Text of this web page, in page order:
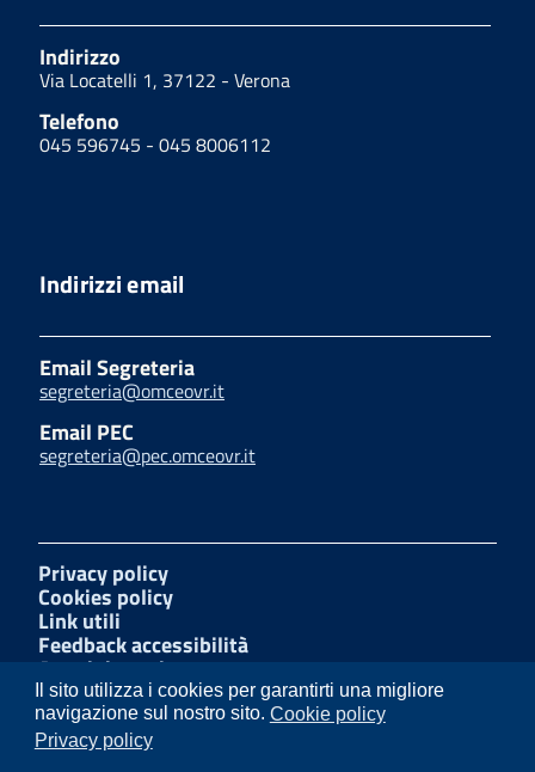
Il sito utilizza i cookies per garantirti una migliore
navigazione sul nostro sito. Cookie policy
Privacy policy
Indirizzo
Via Locatelli 1, 37122 - Verona
Telefono
045 596745 - 045 8006112
Indirizzi email
Email Segreteria
segreteria@omceovr.it
Email PEC
segreteria@pec.omceovr.it
Privacy policy
Cookies policy
Link utili
Feedback accessibilità
Amministrazione trasparente
W3C Css
Mappa del sito
Dichiarazione di accessibilità